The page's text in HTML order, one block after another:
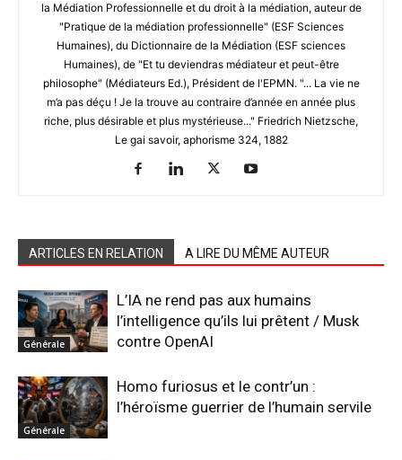
la Médiation Professionnelle et du droit à la médiation, auteur de
"Pratique de la médiation professionnelle" (ESF Sciences
Humaines), du Dictionnaire de la Médiation (ESF sciences
Humaines), de "Et tu deviendras médiateur et peut-être
philosophe" (Médiateurs Ed.), Président de l'EPMN. "... La vie ne
m’a pas déçu ! Je la trouve au contraire d’année en année plus
riche, plus désirable et plus mystérieuse..." Friedrich Nietzsche,
Le gai savoir, aphorisme 324, 1882
ARTICLES EN RELATION A LIRE DU MÊME AUTEUR
Générale
L’IA ne rend pas aux humains
l’intelligence qu’ils lui prêtent / Musk
contre OpenAI
Générale
Homo furiosus et le contr’un :
l’héroïsme guerrier de l’humain servile